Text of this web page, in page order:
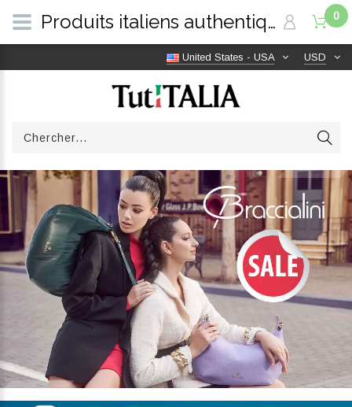
USD
United States - USA
0
Produits italiens authentiques, livraison gratuite dans le monde entier | TutITALIA